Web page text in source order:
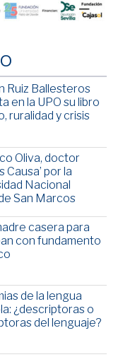
Ruiz Ballesteros
en la UPO su libro
ruralidad y crisis
Oliva, doctor
Causa’ por la
Nacional
San Marcos
casera para
con fundamento
de la lengua
¿descriptoras o
del lenguaje?